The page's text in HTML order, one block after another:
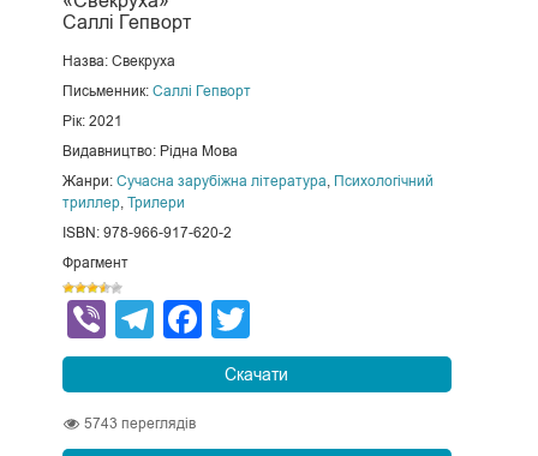
Саллі Гепворт
Назва: Свекруха
Письменник: Саллі Гепворт
Рік: 2021
Видавництво: Рідна Мова
Жанри: Сучасна зарубіжна література, Психологічний
триллер, Трилери
ISBN: 978-966-917-620-2
Фрагмент
ViberTelegram
Facebook
Twitter
Скачати
5743 переглядів